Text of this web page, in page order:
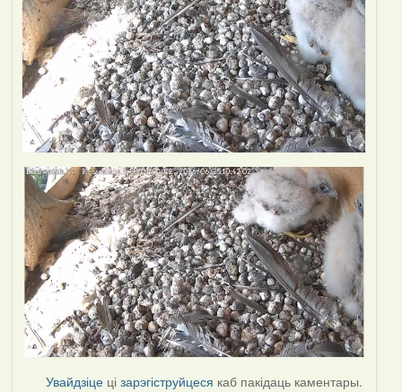
Увайдзіце цізарэгіструйцеся каб пакідаць каментары.